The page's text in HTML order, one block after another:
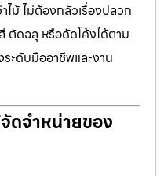
ไม้ ไม่ต้องกลัวเรื่องปลวก
ตัดฉลุ หรือดัดโค้งได้ตาม
ะดับมืออาชีพและงาน
จัดจำหน่ายของ